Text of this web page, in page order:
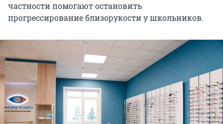
частности помогают остановить
прогрессирование близорукости у школьников.